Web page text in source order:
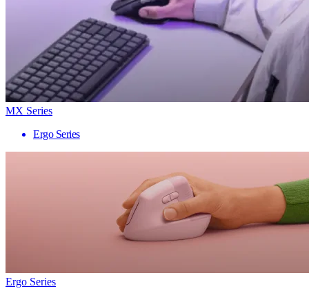
MX Series
Ergo Series
Ergo Series